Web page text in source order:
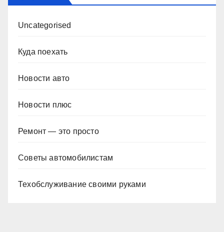
Uncategorised
Куда поехать
Новости авто
Новости плюс
Ремонт — это просто
Советы автомобилистам
Техобслуживание своими руками